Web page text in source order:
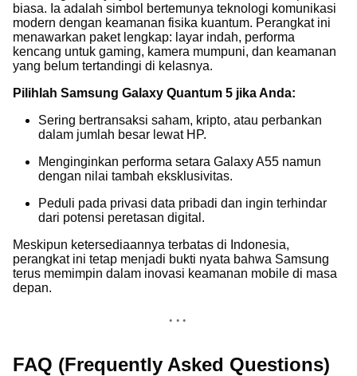
biasa. Ia adalah simbol bertemunya teknologi komunikasi
modern dengan keamanan fisika kuantum. Perangkat ini
menawarkan paket lengkap: layar indah, performa
kencang untuk gaming, kamera mumpuni, dan keamanan
yang belum tertandingi di kelasnya.
Pilihlah Samsung Galaxy Quantum 5 jika Anda:
Sering bertransaksi saham, kripto, atau perbankan
dalam jumlah besar lewat HP.
Menginginkan performa setara Galaxy A55 namun
dengan nilai tambah eksklusivitas.
Peduli pada privasi data pribadi dan ingin terhindar
dari potensi peretasan digital.
Meskipun ketersediaannya terbatas di Indonesia,
perangkat ini tetap menjadi bukti nyata bahwa Samsung
terus memimpin dalam inovasi keamanan mobile di masa
depan.
FAQ (Frequently Asked Questions)